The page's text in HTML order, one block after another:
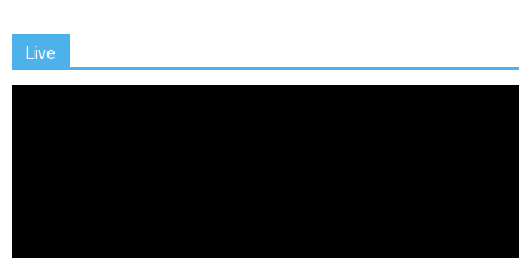
Live